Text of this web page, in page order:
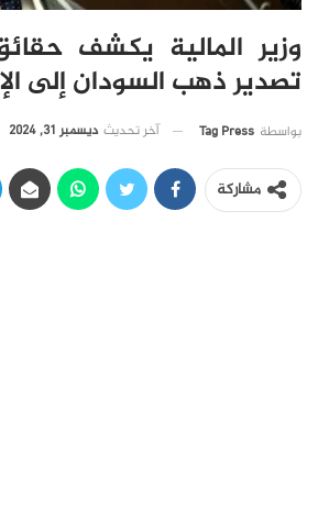
وزير المالية يكشف
تصدير ذهب السودان إلى
بواسطة Tag Press آخر تحديث ديسمبر 31, 2024
مشاركة